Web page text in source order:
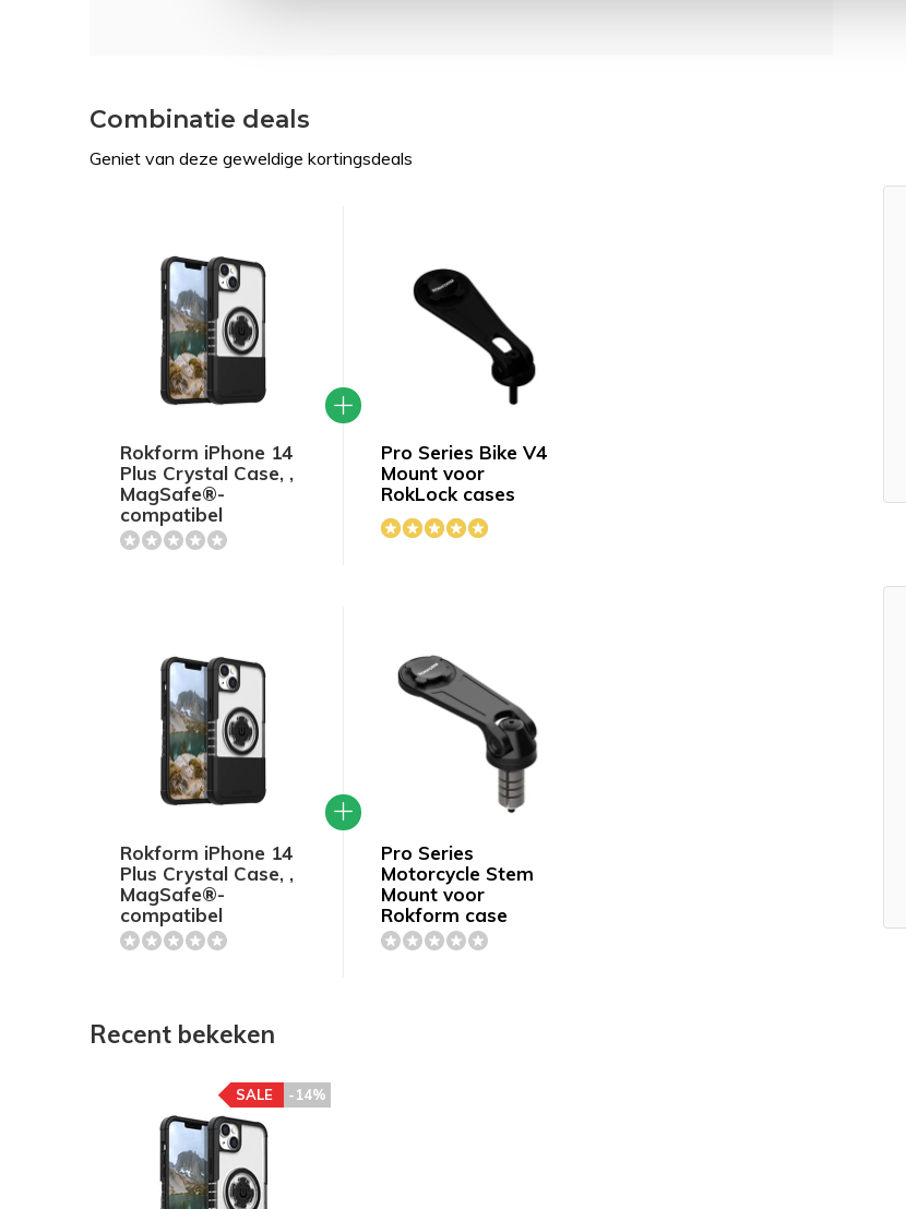
Combinatie deals
Geniet van deze geweldige kortingsdeals
Rokform iPhone 14
Plus Crystal Case, ,
MagSafe®-
compatibel
Pro Series Bike V4
Mount voor
RokLock cases
Rokform iPhone 14
Plus Crystal Case, ,
MagSafe®-
compatibel
Pro Series
Motorcycle Stem
Mount voor
Rokform case
Recent bekeken
-14%
SALE